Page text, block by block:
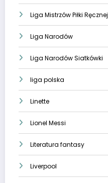
Liga Mistrzów Piłki Ręcznej
Liga Narodów
Liga Narodów Siatkówki
liga polska
Linette
Lionel Messi
Literatura fantasy
Liverpool